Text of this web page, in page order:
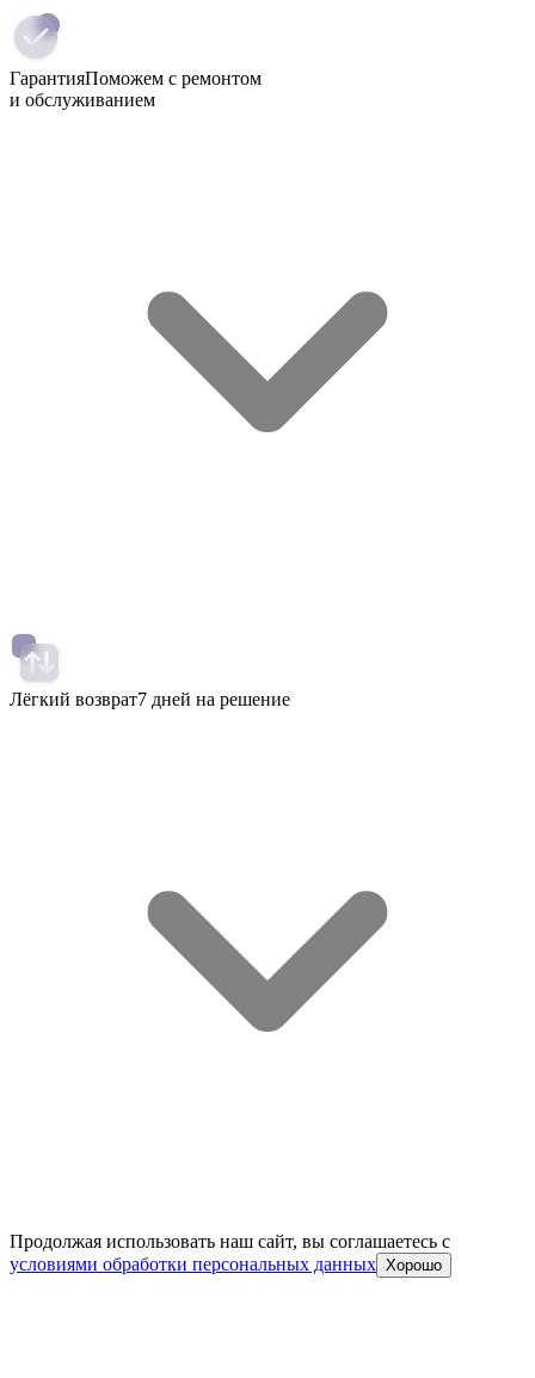
ГарантияПоможем с ремонтом
и обслуживанием
Лёгкий возврат7 дней на решение
Продолжая использовать наш сайт, вы соглашаетесь c
условиями обработки персональных данных Хорошо